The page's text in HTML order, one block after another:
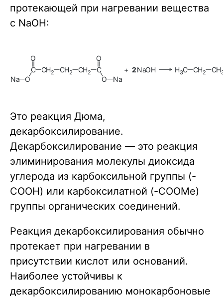
протекающей при нагревании вещества
с NaOH:
Na O
C
O
CH2 CH2 CH2 C
O
O Na
+ NaOH
2 H3C CH2 CH
Это реакция Дюма,
декарбоксилирование.
Декарбоксилирование — это реакция
элиминирования молекулы диоксида
углерода из карбоксильной группы (-
COOH) или карбоксилатной (-COOMe)
группы органических соединений.
Реакция декарбоксилирования обычно
протекает при нагревании в
присутствии кислот или оснований.
Наиболее устойчивы к
декарбоксилированию монокарбоновые